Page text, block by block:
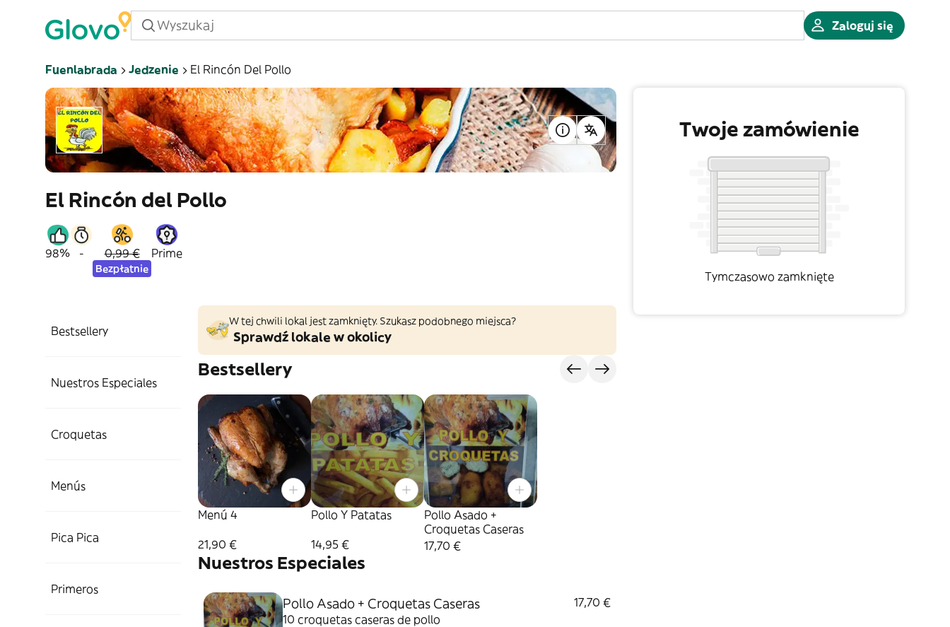
Zaloguj się
Fuenlabrada Jedzenie El Rincón Del Pollo
El Rincón del Pollo
98% - 0,99 €
Bezpłatnie
Prime
Bestsellery
Nuestros Especiales
Croquetas
Menús
Pica Pica
Primeros
W tej chwili lokal jest zamknięty. Szukasz podobnego miejsca?
Sprawdź lokale w okolicy
Bestsellery
Menú 4
21,90 €
Pollo Y Patatas
14,95 €
Pollo Asado +
Croquetas Caseras
17,70 €
Nuestros Especiales
Pollo Asado + Croquetas Caseras
17,70 €
10 croquetas caseras de pollo
Twoje zamówienie
Tymczasowo zamknięte